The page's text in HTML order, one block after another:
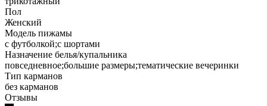
Пол
Женский
Модель пижамы
с футболкой;с шортами
Назначение белья/купальника
повседневное;большие размеры;тематические вечеринки
Тип карманов
без карманов
Отзывы